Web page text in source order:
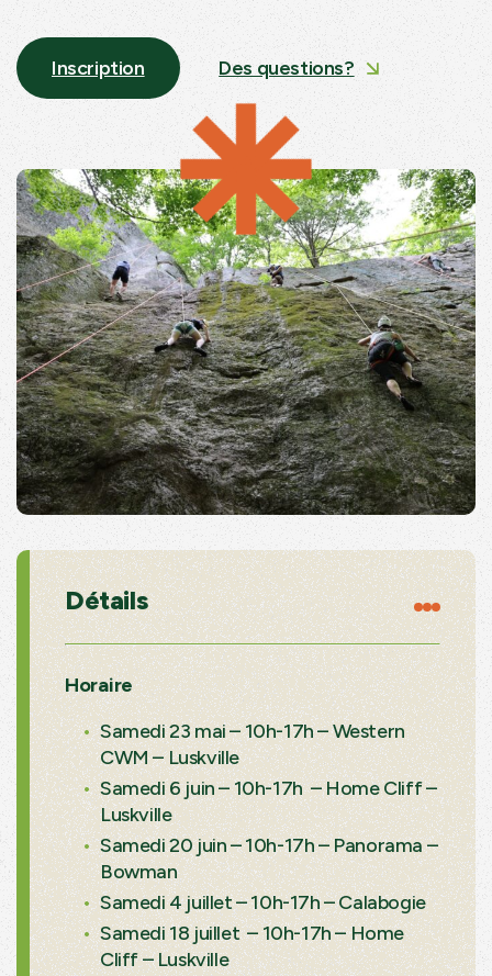
Inscription Des questions?
Détails
Horaire
Samedi 23 mai – 10h-17h – Western
CWM – Luskville
Samedi 6 juin – 10h-17h – Home Cliff –
Luskville
Samedi 20 juin – 10h-17h – Panorama –
Bowman
Samedi 4 juillet – 10h-17h – Calabogie
Samedi 18 juillet – 10h-17h – Home
Cliff – Luskville